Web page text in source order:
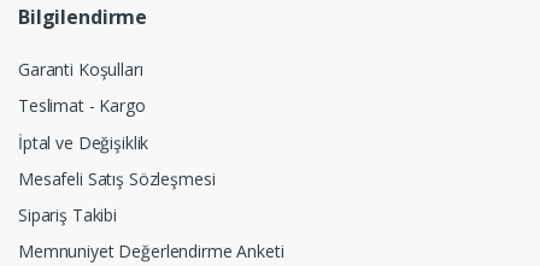
Bilgilendirme
Garanti Koşulları
Teslimat - Kargo
İptal ve Değişiklik
Mesafeli Satış Sözleşmesi
Sipariş Takibi
Memnuniyet Değerlendirme Anketi